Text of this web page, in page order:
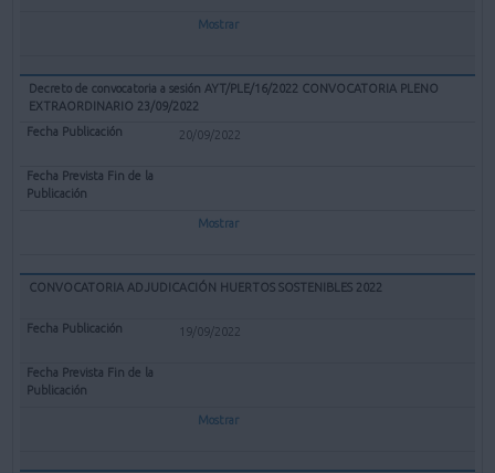
Mostrar
Decreto de convocatoria a sesión AYT/PLE/16/2022 CONVOCATORIA PLENO
EXTRAORDINARIO 23/09/2022
20/09/2022
Mostrar
CONVOCATORIA ADJUDICACIÓN HUERTOS SOSTENIBLES 2022
19/09/2022
Mostrar